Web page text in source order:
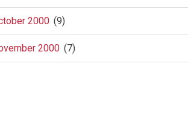
2000 (9)
2000 (7)